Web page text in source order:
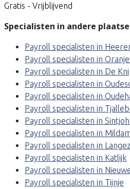
Gratis - Vrijblijvend
Specialisten in andere
Payroll specialisten in
Payroll specialisten in
Payroll specialisten in De
Payroll specialisten in
Payroll specialisten in
Payroll specialisten in
Payroll specialisten in
Payroll specialisten in
Payroll specialisten in
Payroll specialisten in Katlijk
Payroll specialisten in
Payroll specialisten in Tijnje